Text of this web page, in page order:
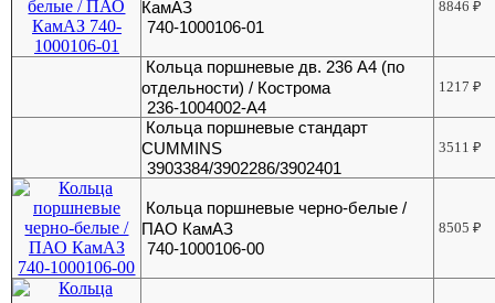
КамАЗ
740-1000106-01
8846₽
Кольца поршневые дв. 236 А4 (по
отдельности) / Кострома
236-1004002-А4
1217₽
Кольца поршневые стандарт
CUMMINS
3903384/3902286/3902401
3511₽
Кольца поршневые черно-белые /
ПАО КамАЗ
740-1000106-00
8505₽